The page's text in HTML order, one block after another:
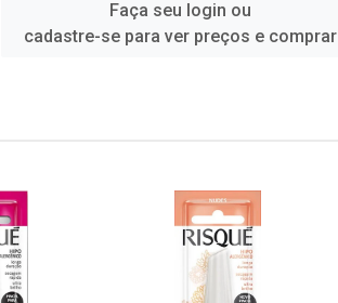
Faça seu login ou
cadastre-se para ver preços e comprar